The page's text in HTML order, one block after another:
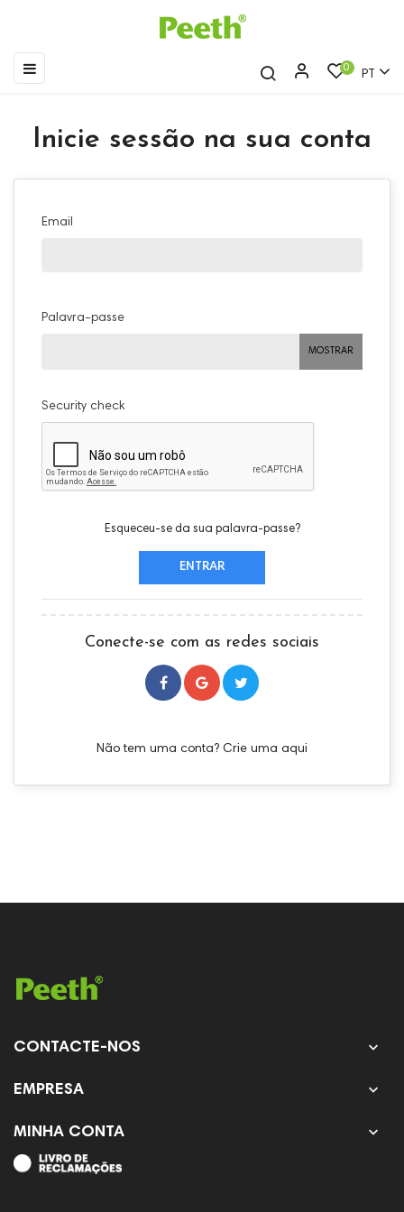
Toggle
navigation
☰ 0
PT
Inicie sessão na sua conta
Email
Palavra-passe
MOSTRAR
Security check
Esqueceu-se da sua palavra-passe?
ENTRAR
Conecte-se com as redes sociais
Não tem uma conta? Crie uma aqui
CONTACTE-NOS 
EMPRESA 
MINHA CONTA 